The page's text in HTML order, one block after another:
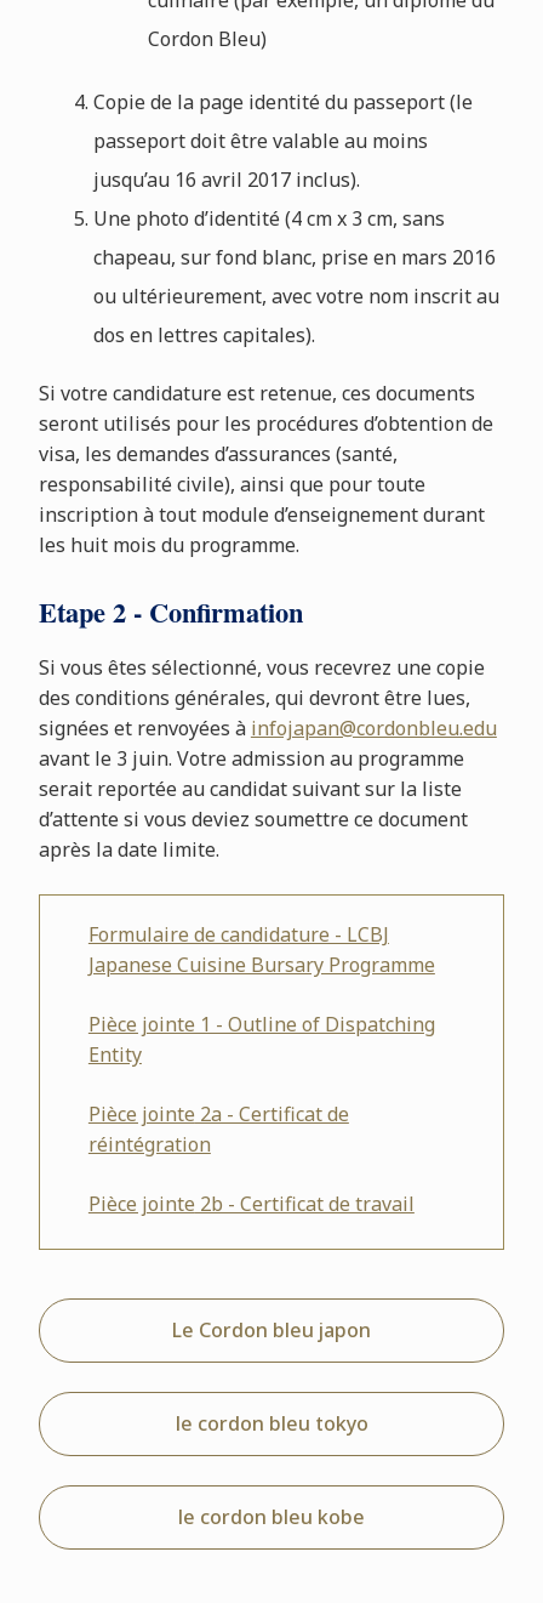
Cordon Bleu)
Copie de la page identité du passeport (le
passeport doit être valable au moins
jusqu’au 16 avril 2017 inclus).
Une photo d’identité (4 cm x 3 cm, sans
chapeau, sur fond blanc, prise en mars 2016
ou ultérieurement, avec votre nom inscrit au
dos en lettres capitales).
Si votre candidature est retenue, ces documents
seront utilisés pour les procédures d’obtention de
visa, les demandes d’assurances (santé,
responsabilité civile), ainsi que pour toute
inscription à tout module d’enseignement durant
les huit mois du programme.
Etape 2 - Confirmation
Si vous êtes sélectionné, vous recevrez une copie
des conditions générales, qui devront être lues,
signées et renvoyées à infojapan@cordonbleu.edu
avant le 3 juin. Votre admission au programme
serait reportée au candidat suivant sur la liste
d’attente si vous deviez soumettre ce document
après la date limite.
Formulaire de candidature - LCBJ
Japanese Cuisine Bursary Programme
Pièce jointe 1 - Outline of Dispatching
Entity
Pièce jointe 2a - Certificat de
réintégration
Pièce jointe 2b - Certificat de travail
Le Cordon bleu japon
le cordon bleu tokyo
le cordon bleu kobe